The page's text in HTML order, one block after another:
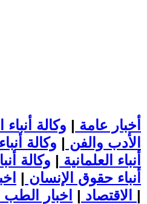
أخبار عامة | وكالة أنباء
الأدب والفن | وكالة
أنباء العلمانية | وكالة
أنباء حقوق الإنسان |
الاقتصاد | |